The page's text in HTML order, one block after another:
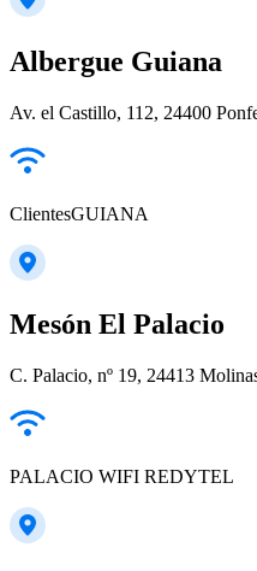
Albergue Guiana
Av. el Castillo, 112, 24400
ClientesGUIANA
Mesón El Palacio
C. Palacio, nº 19, 24413
PALACIO WIFI REDYTEL